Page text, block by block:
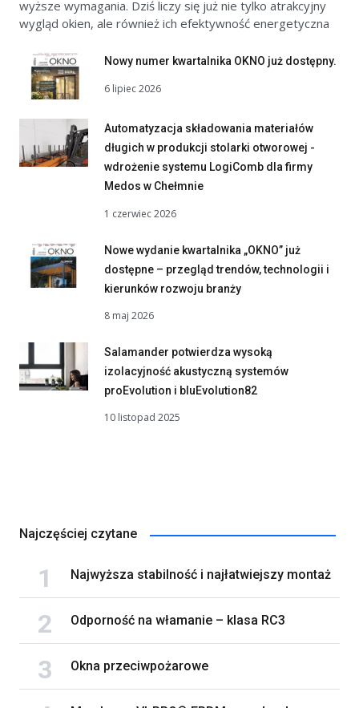
wyższe wymagania. Dziś liczy się już nie tylko atrakcyjny
wygląd okien, ale również ich efektywność energetyczna
Nowy numer kwartalnika OKNO już dostępny.
6 lipiec 2026
Automatyzacja składowania materiałów
długich w produkcji stolarki otworowej -
wdrożenie systemu LogiComb dla firmy
Medos w Chełmnie
1 czerwiec 2026
Nowe wydanie kwartalnika „OKNO” już
dostępne – przegląd trendów, technologii i
kierunków rozwoju branży
8 maj 2026
Salamander potwierdza wysoką
izolacyjność akustyczną systemów
proEvolution i bluEvolution82
10 listopad 2025
Najczęściej czytane
Najwyższa stabilność i najłatwiejszy montaż
Odporność na włamanie – klasa RC3
Okna przeciwpożarowe